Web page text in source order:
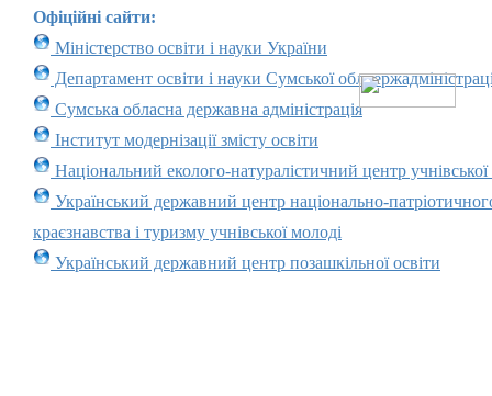
Офіційні сайти:
Міністерство освіти і науки України
Департамент освіти і науки Сумської
Сумська обласна державна адміністрація
Інститут модернізації змісту освіти
Національний еколого-натуралістичний центр учнівської
Український державний центр національно-
краєзнавства і туризму учнівської молоді
Український державний центр позашкільної освіти